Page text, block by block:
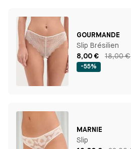
GOURMANDE
Slip Brésilien
8,00 €
18,00 €
-55%
MARNIE
Slip